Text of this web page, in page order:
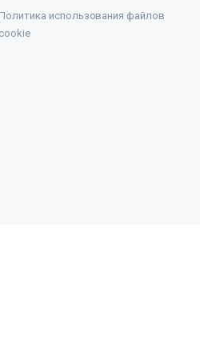
Политика использования файлов
cookie